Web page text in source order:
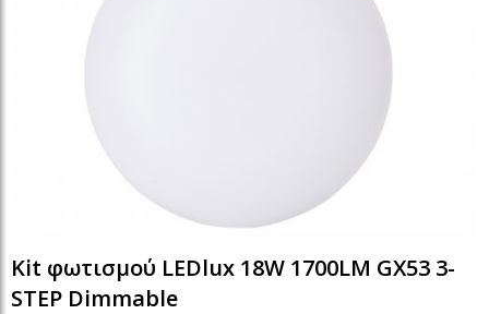
Kit φωτισμού LEDlux 18W 1700LM GX53 3-
STEP Dimmable